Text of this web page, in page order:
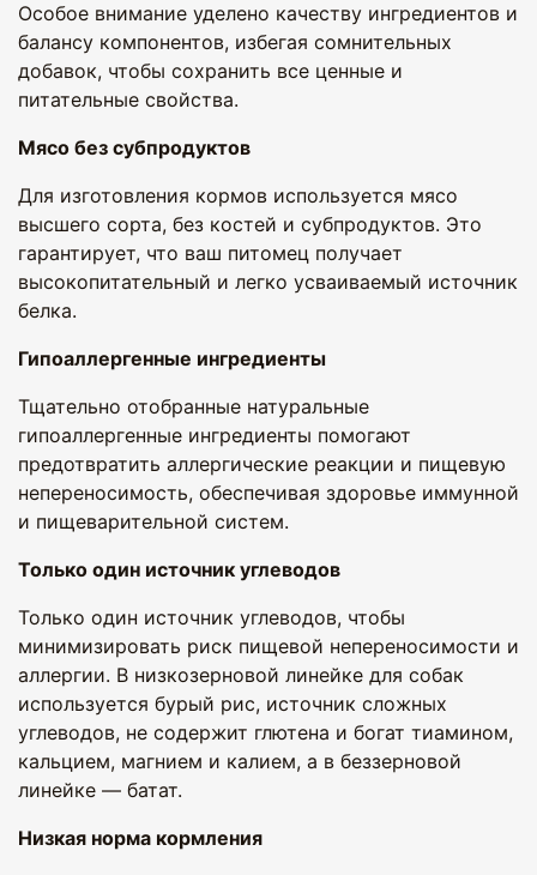
Особое внимание уделено качеству ингредиентов и
балансу компонентов, избегая сомнительных
добавок, чтобы сохранить все ценные и
питательные свойства.
Мясо без субпродуктов
Для изготовления кормов используется мясо
высшего сорта, без костей и субпродуктов. Это
гарантирует, что ваш питомец получает
высокопитательный и легко усваиваемый источник
белка.
Гипоаллергенные ингредиенты
Тщательно отобранные натуральные
гипоаллергенные ингредиенты помогают
предотвратить аллергические реакции и пищевую
непереносимость, обеспечивая здоровье иммунной
и пищеварительной систем.
Только один источник углеводов
Только один источник углеводов, чтобы
минимизировать риск пищевой непереносимости и
аллергии. В низкозерновой линейке для собак
используется бурый рис, источник сложных
углеводов, не содержит глютена и богат тиамином,
кальцием, магнием и калием, а в беззерновой
линейке — батат.
Низкая норма кормления